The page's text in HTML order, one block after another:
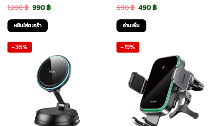
1,290฿ Original
price
was:
990฿Current
หยิบใส่ตะกร้า
690฿ Original
price
was:
690 ฿.
490฿Current
อ่านเพิ่ม
-36% -19%